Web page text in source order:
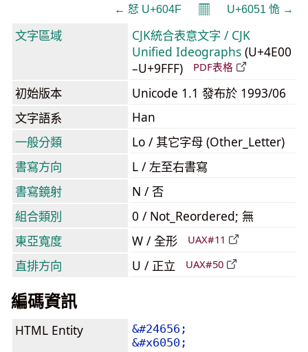
← 恏 U+604F 𝄜 U+6051 恑 →
文字區域
CJK統合表意文字 / CJK
Unified Ideographs (U+4E00
–U+9FFF)
PDF表格
初始版本
Unicode 1.1 發布於 1993/06
文字語系
Han
一般分類
Lo / 其它字母 (Other_Letter)
書寫方向
L / 左至右書寫
書寫鏡射
N / 否
組合類別
0 / Not_Reordered; 無
東亞寬度
W / 全形 UAX#11
直排方向 U / 正立 UAX#50
編碼資訊
HTML Entity
&#24656;
&#x6050;